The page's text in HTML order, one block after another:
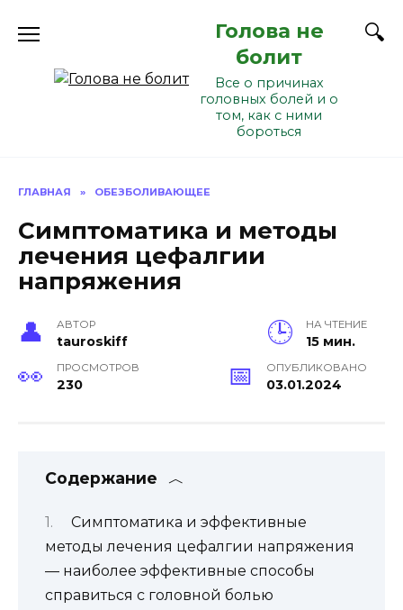
Голова не
болит
Все о причинах
головных болей и о
том, как с ними
бороться
ГЛАВНАЯ » ОБЕЗБОЛИВАЮЩЕЕ
Симптоматика и методы
лечения цефалгии
напряжения
АВТОР
tauroskiff
НА ЧТЕНИЕ
15 мин.
ПРОСМОТРОВ
230
ОПУБЛИКОВАНО
03.01.2024
Содержание
Симптоматика и эффективные
методы лечения цефалгии напряжения
— наиболее эффективные способы
справиться с головной болью